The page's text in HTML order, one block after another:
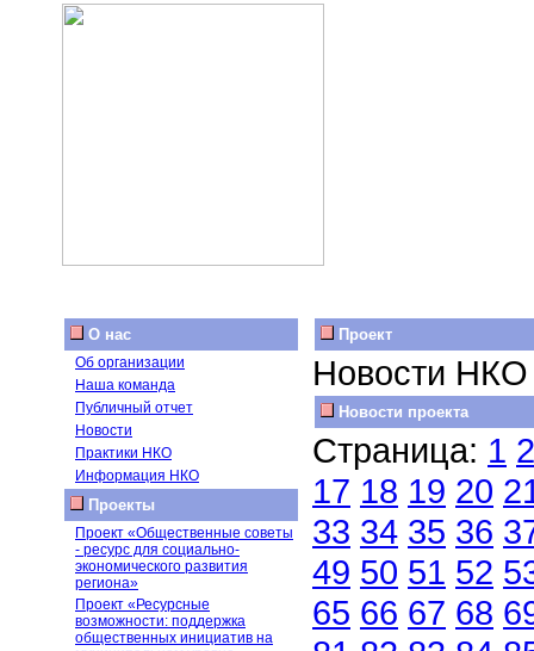
О нас
Об организации
Наша команда
Публичный отчет
Новости
Практики НКО
Информация НКО
Проекты
Проект «Общественные советы
- ресурс для социально-
экономического развития
региона»
Проект «Ресурсные
возможности: поддержка
общественных инициатив на
Проект
Новости НКО
Новости проекта
Страница: 1 2
17 18 19 20
33 34 35 36
49 50 51 52
65 66 67 68